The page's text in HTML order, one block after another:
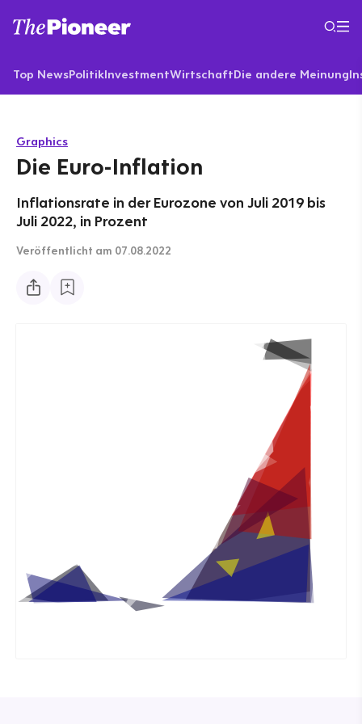
Top NewsPolitikInvestmentWirtschaftDie andere Meinung
Graphics
Die Euro-Inflation
Inflationsrate in der Eurozone von Juli 2019 bis
Juli 2022, in Prozent
Veröffentlicht am 07.08.2022